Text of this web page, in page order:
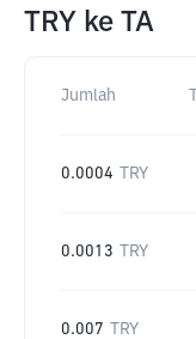
TRY ke TA
Jumlah
0.0004 TRY
0.0013 TRY
0.007 TRY